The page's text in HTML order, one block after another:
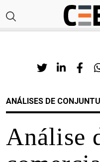
ANÁLISES DE
Análise